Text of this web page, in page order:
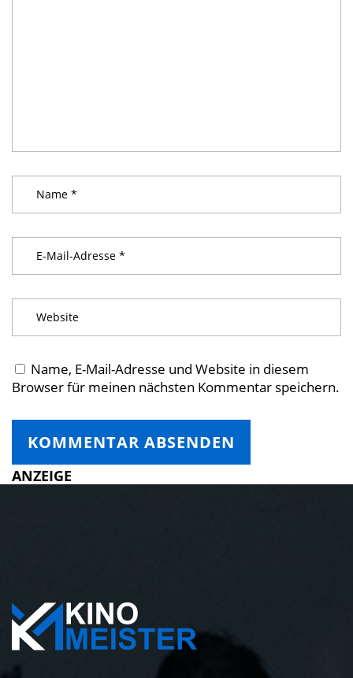
Name, E-Mail-Adresse und Website in diesem
Browser für meinen nächsten Kommentar speichern.
ANZEIGE